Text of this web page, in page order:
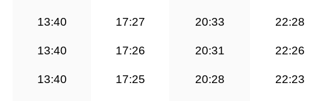
13:40 17:27 20:33 22:28
13:40 17:26 20:31 22:26
13:40 17:25 20:28 22:23